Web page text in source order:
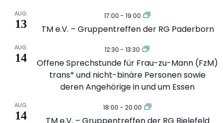
AUG.
13
17:00 - 19:00
TM e.V. – Gruppentreffen der RG Paderborn
AUG.
14
12:30 - 13:30
Offene Sprechstunde für Frau-zu-Mann (FzM)
trans* und nicht-binäre Personen sowie
deren Angehörige in und um Essen
AUG.
14
18:00 - 20:00
TM e.V. – Gruppentreffen der RG Bielefeld